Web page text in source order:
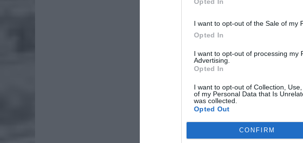
I want to opt-out of the Sale of my
Opted In
I want to opt-out of processing my
Advertising.
Opted In
I want to opt-out of Collection,
of my Personal Data that Is
was collected.
Opted Out
CONFIRM
ZOBACZ RÓWNIEŻ: